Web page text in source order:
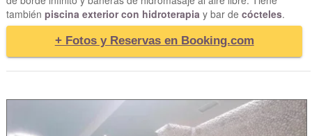
también piscina exterior con hidroterapia y bar de cócteles.
+ Fotos y Reservas en Booking.com